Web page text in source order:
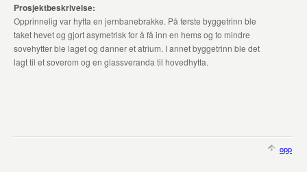
Prosjektbeskrivelse:
Opprinnelig var hytta en jernbanebrakke. På første byggetrinn ble
taket hevet og gjort asymetrisk for å få inn en hems og to mindre
sovehytter ble laget og danner et atrium. I annet byggetrinn ble det
lagt til et soverom og en glassveranda til hovedhytta.
opp